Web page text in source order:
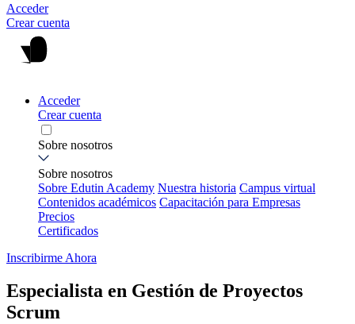
Acceder
Crear cuenta
Acceder
Crear cuenta
Sobre nosotros
Sobre nosotros
Sobre Edutin Academy Nuestra historia Campus virtual
Contenidos académicos Capacitación para Empresas
Precios
Certificados
Inscribirme Ahora
Especialista en Gestión de Proyectos
Scrum